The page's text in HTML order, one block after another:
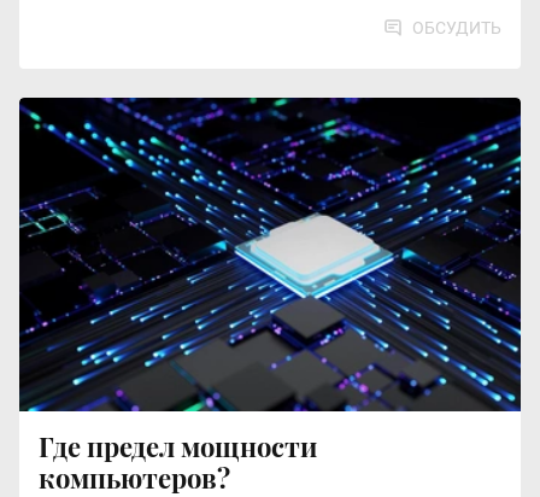
ОБСУДИТЬ
Где предел мощности
компьютеров?